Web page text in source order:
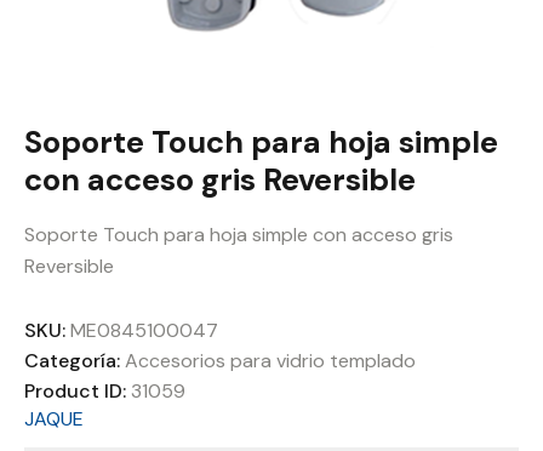
Soporte Touch para hoja simple
con acceso gris Reversible
Soporte Touch para hoja simple con acceso gris
Reversible
SKU:ME0845100047
Categoría:Accesorios para vidrio templado
Product ID: 31059
JAQUE